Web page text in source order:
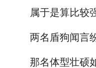
属于是算比较
两名盾狗闻言
那名体型壮硕